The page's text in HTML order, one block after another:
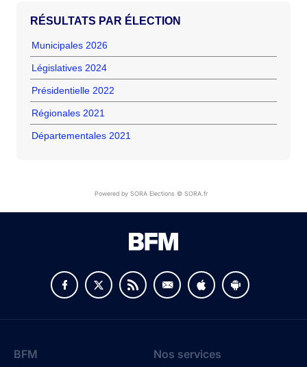
RÉSULTATS PAR ÉLECTION
Municipales 2026
Législatives 2024
Présidentielle 2022
Régionales 2021
Départementales 2021
Powered by SORA Elections © SORA.fr
BFM Nos services